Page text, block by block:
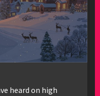
heard on high